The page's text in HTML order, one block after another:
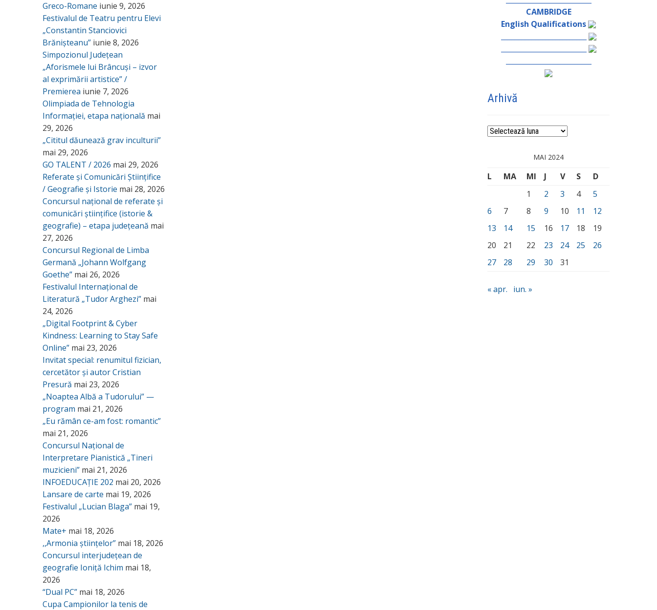
Greco-Romane iunie 9, 2026
Festivalul de Teatru pentru Elevi
„Constantin Stanciovici
Brănișteanu” iunie 8, 2026
Simpozionul Județean
„Aforismele lui Brâncuși – izvor
al exprimării artistice” /
Premierea iunie 7, 2026
Olimpiada de Tehnologia
Informației, etapa națională mai
29, 2026
„Cititul dăunează grav inculturii”
mai 29, 2026
GO TALENT / 2026 mai 29, 2026
Referate și Comunicări Științifice
/ Geografie și Istorie mai 28, 2026
Concursul național de referate și
comunicări științifice (istorie &
geografie) – etapa județeană mai
27, 2026
Concursul Regional de Limba
Germană „Johann Wolfgang
Goethe” mai 26, 2026
Festivalul Internațional de
Literatură „Tudor Arghezi” mai
24, 2026
„Digital Footprint & Cyber
Kindness: Learning to Stay Safe
Online” mai 23, 2026
Invitat special: renumitul fizician,
cercetător și autor Cristian
Presură mai 23, 2026
„Noaptea Albă a Tudorului” —
program mai 21, 2026
„Eu rămân ce-am fost: romantic”
mai 21, 2026
Concursul Național de
Interpretare Pianistică „Tineri
muzicieni” mai 21, 2026
INFOEDUCAȚIE 202 mai 20, 2026
Lansare de carte mai 19, 2026
Festivalul „Lucian Blaga” mai 19,
2026
Mate+ mai 18, 2026
,,Armonia științelor” mai 18, 2026
Concursul interjudețean de
geografie Ioniță Ichim mai 18,
2026
“Dual PC” mai 18, 2026
Cupa Campionilor la tenis de
CAMBRIDGE
English Qualifications
Arhivă
Arhivă
MAI 2024
L MA MI J V S
D
1
2 3 4
5
6
7 8 9 10 11
12
13
14 15 16 17 18
19
20
21 22 23 24 25
26
27
28 29 30 31
« apr. iun. »